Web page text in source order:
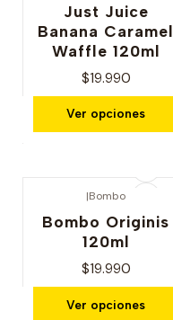
Just Juice
Banana Caramel
Waffle 120ml
$19.990
Ver opciones
|Bombo
Bombo Originis
120ml
$19.990
Ver opciones